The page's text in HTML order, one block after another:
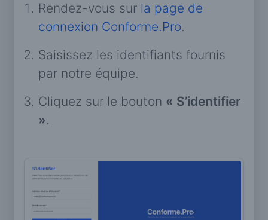
Rendez-vous sur la page de
connexion Conforme.Pro.
Saisissez les identifiants fournis
par notre équipe.
Cliquez sur le bouton « S’identifier
».